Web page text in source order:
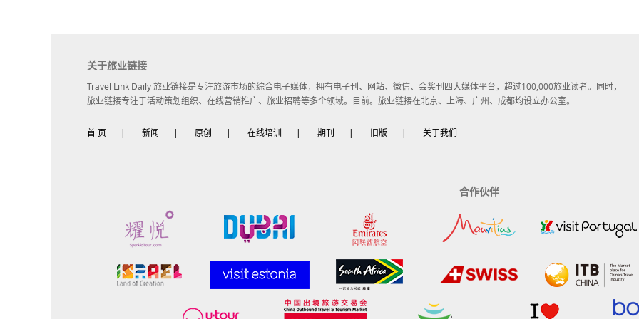
关于旅业链接
Travel Link Daily 旅业链接是专注旅游市场的综合电子媒体，拥有电子刊、网站、微信、会奖刊四大媒体平台，超过100,000旅业读者。同时，
旅业链接专注于活动策划组织、在线营销推广、旅业招聘等多个领域。目前。旅业链接在北京、上海、广州、成都均设立办公室。
首 页 | 新闻 | 原创 | 在线培训 | 期刊 | 旧版 | 关于我们
合作伙伴